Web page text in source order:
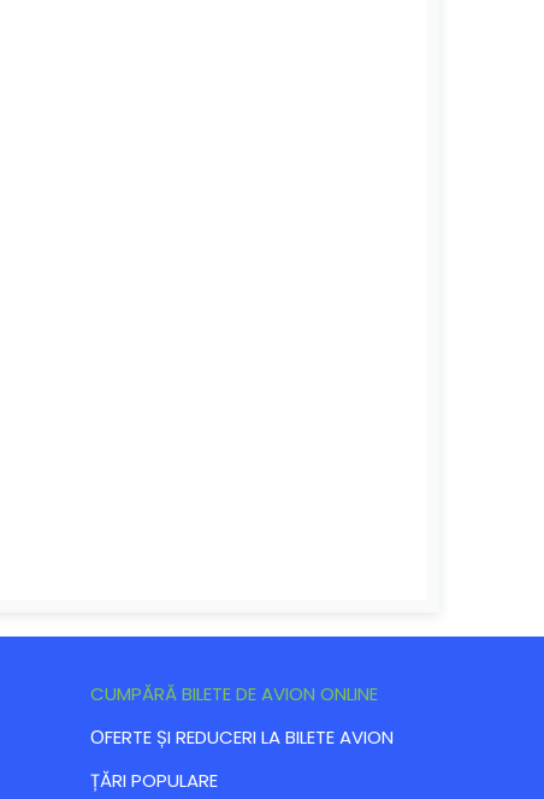
CUMPĂRĂ BILETE DE AVION ONLINE
ОFERTE ȘI REDUCERI LA BILETE AVION
ȚĂRI POPULARE